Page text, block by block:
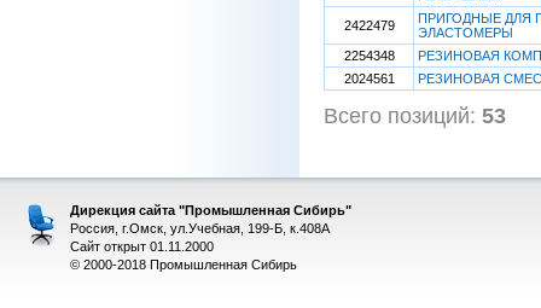
2422479
ПРИГОДНЫЕ ДЛЯ
ЭЛАСТОМЕРЫ
2254348
РЕЗИНОВАЯ
2024561
РЕЗИНОВАЯ
Всего позиций: 53
Дирекция сайта "Промышленная Сибирь"
Россия, г.Омск, ул.Учебная, 199-Б, к.408А
Сайт открыт 01.11.2000
© 2000-2018 Промышленная Сибирь